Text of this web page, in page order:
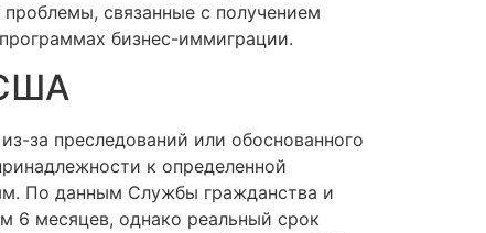
связанные с получением
бизнес-иммиграции.
за преследований или обоснованного
к определенной
По данным Службы гражданства и
6 месяцев, однако реальный срок